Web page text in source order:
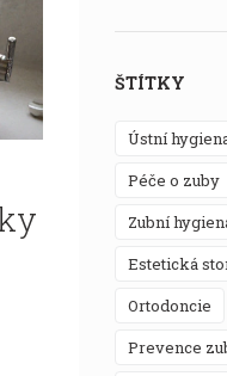
ŠTÍTKY
ústní
péče o zuby
zubní
estetická
ortodoncie
prevence